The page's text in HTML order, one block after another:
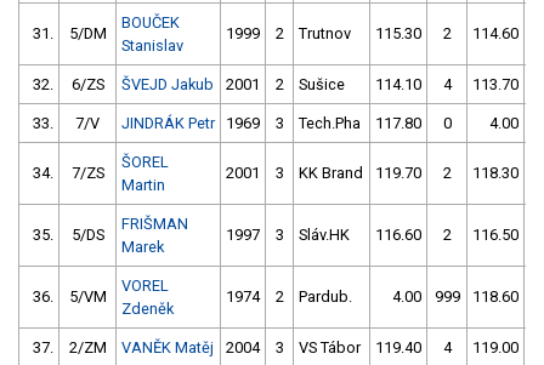
31. 5/DM
BOUČEK
Stanislav
1999 2 Trutnov 115.30 2 114.60
32. 6/ZS ŠVEJD Jakub 2001 2 Sušice 114.10 4 113.70
33. 7/V JINDRÁK Petr 1969 3 Tech.Pha 117.80 0 4.00
34. 7/ZS
ŠOREL
Martin
2001 3 KK Brand 119.70 2 118.30
35. 5/DS
FRIŠMAN
Marek
1997 3 Sláv.HK 116.60 2 116.50
36. 5/VM
VOREL
Zdeněk
1974 2 Pardub. 4.00 999 118.60
37. 2/ZM VANĚK Matěj 2004 3 VS Tábor 119.40 4 119.00